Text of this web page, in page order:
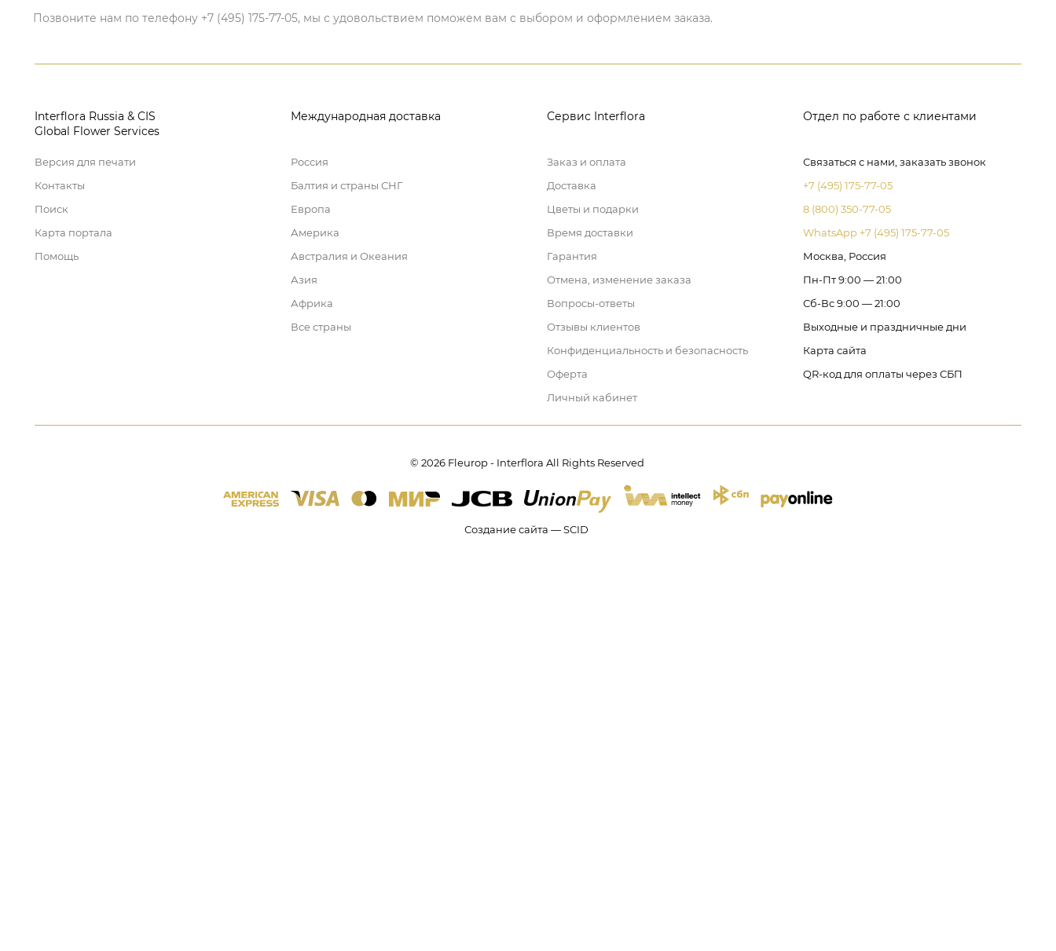
Позвоните нам по телефону +7 (495) 175-77-05, мы с удовольствием поможем вам с выбором и оформлением заказа.
Interflora Russia & CIS
Global Flower Services
Версия для печати
Контакты
Поиск
Карта портала
Помощь
Международная доставка
Россия
Балтия и страны СНГ
Европа
Америка
Австралия и Океания
Азия
Африка
Все страны
Сервис Interflora
Заказ и оплата
Доставка
Цветы и подарки
Время доставки
Гарантия
Отмена, изменение заказа
Вопросы-ответы
Отзывы клиентов
Конфиденциальность и безопасность
Оферта
Личный кабинет
Отдел по работе с клиентами
Связаться с нами, заказать звонок
+7 (495) 175-77-05
8 (800) 350-77-05
WhatsApp +7 (495) 175-77-05
Москва, Россия
Пн-Пт 9:00 — 21:00
Сб-Вс 9:00 — 21:00
Выходные и праздничные дни
Карта сайта
QR-код для оплаты через СБП
© 2026 Fleurop - Interflora All Rights Reserved
Создание сайта — SCID